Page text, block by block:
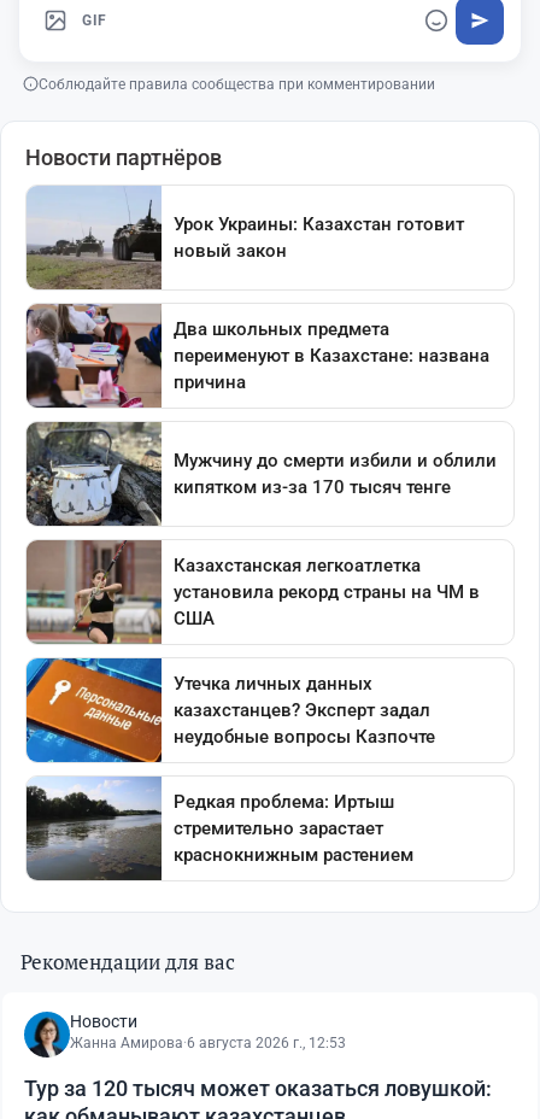
GIF
Соблюдайте правила сообщества при комментировании
Рекомендации для вас
Новости
Жанна Амирова·6 августа 2026 г., 12:53
Тур за 120 тысяч может оказаться ловушкой: